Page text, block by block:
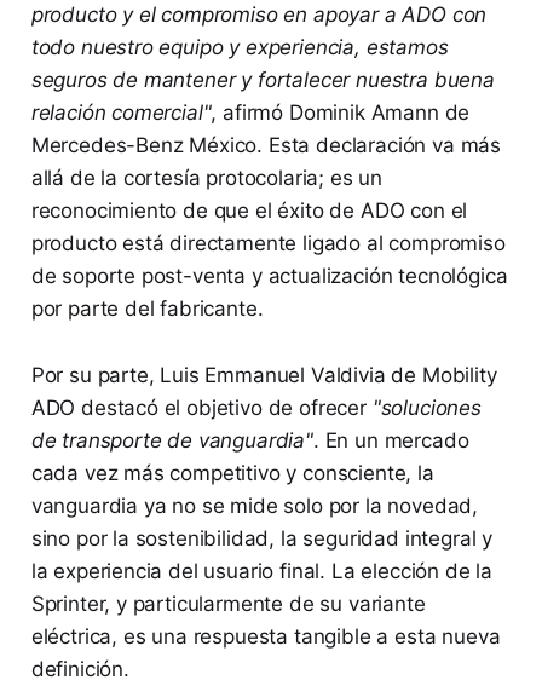
producto y el compromiso en apoyar a ADO con
todo nuestro equipo y experiencia, estamos
seguros de mantener y fortalecer nuestra buena
relación comercial", afirmó Dominik Amann de
Mercedes-Benz México. Esta declaración va más
allá de la cortesía protocolaria; es un
reconocimiento de que el éxito de ADO con el
producto está directamente ligado al compromiso
de soporte post-venta y actualización tecnológica
por parte del fabricante.
Por su parte, Luis Emmanuel Valdivia de Mobility
ADO destacó el objetivo de ofrecer "soluciones
de transporte de vanguardia". En un mercado
cada vez más competitivo y consciente, la
vanguardia ya no se mide solo por la novedad,
sino por la sostenibilidad, la seguridad integral y
la experiencia del usuario final. La elección de la
Sprinter, y particularmente de su variante
eléctrica, es una respuesta tangible a esta nueva
definición.